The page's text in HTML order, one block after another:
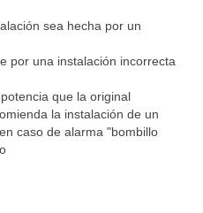
sea hecha por un
por una instalación incorrecta
que la original
la instalación de un
caso de alarma "bombillo